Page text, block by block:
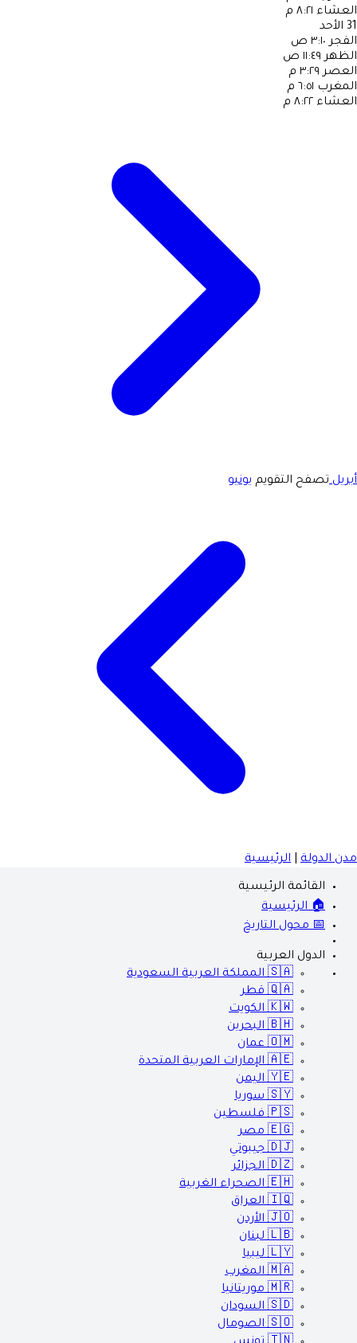
العشاء ٨:٢١ م
31 الأحد
الفجر ٣:١٠ ص
الظهر ١١:٤٩ ص
العصر ٣:٢٩ م
المغرب ٦:٥١ م
العشاء ٨:٢٢ م
أبريلتصفح التقويم يونيو
مدن الدولة الرئيسية
القائمة الرئيسية
🏠 الرئيسية
📅 محول التاريخ
الدول العربية
🇸🇦 المملكة العربية السعودية
🇶🇦 قطر
🇰🇼 الكويت
🇧🇭 البحرين
🇴🇲 عمان
🇦🇪 الإمارات العربية المتحدة
🇾🇪 اليمن
🇸🇾 سوريا
🇵🇸 فلسطين
🇪🇬 مصر
🇩🇯 جيبوتي
🇩🇿 الجزائر
🇪🇭 الصحراء الغربية
🇮🇶 العراق
🇯🇴 الأردن
🇱🇧 لبنان
🇱🇾 ليبيا
🇲🇦 المغرب
🇲🇷 موريتانيا
🇸🇩 السودان
🇸🇴 الصومال